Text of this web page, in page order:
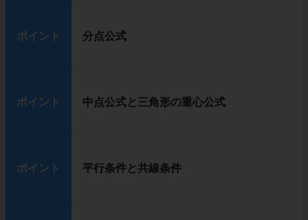
ポイント 分点公式
ポイント 中点公式と三角形の重心公式
ポイント 平行条件と共線条件